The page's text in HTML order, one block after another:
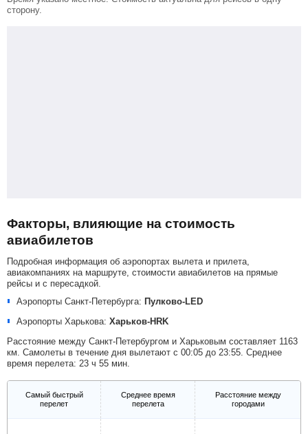
сторону.
Факторы, влияющие на стоимость
авиабилетов
Подробная информация об аэропортах вылета и прилета,
авиакомпаниях на маршруте, стоимости авиабилетов на прямые
рейсы и с пересадкой.
Аэропорты Санкт-Петербурга: Пулково-LED
Аэропорты Харькова: Харьков-HRK
Расстояние между Санкт-Петербургом и Харьковым составляет 1163
км. Самолеты в течение дня вылетают с 00:05 до 23:55. Среднее
время перелета: 23 ч 55 мин.
Самый быстрый
перелет
Среднее время
перелета
Расстояние между
городами